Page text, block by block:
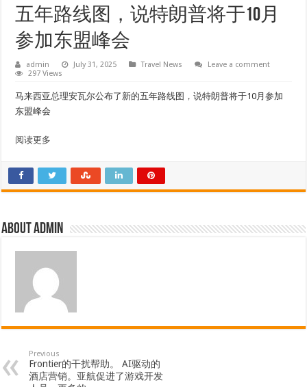
五年路线图，说特朗普将于10月
参加东盟峰会
admin July 31, 2025 Travel News
Leave a comment
297 Views
马来西亚总理安瓦尔公布了新的五年路线图，说特朗普将于10月参加
东盟峰会
阅读更多
About admin
Previous
Frontier的干扰帮助。 AI驱动的
酒店营销。亚航促进了游戏开发